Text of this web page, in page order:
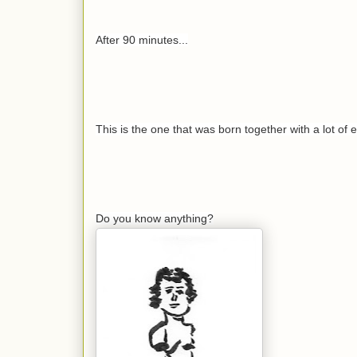
After 90 minutes...
This is the one that was born together with a lot of
Do you know anything?